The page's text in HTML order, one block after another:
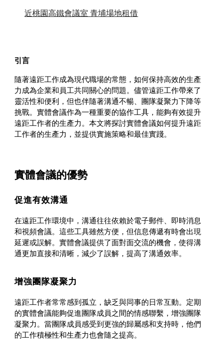
近桃園高鐵會議室 青埔場地租借
引言
隨著遠距工作成為現代職場的常態，如何保持高效的生產
力成為企業和員工共同關心的問題。儘管遠距工作帶來了
靈活性和便利，但也伴隨著溝通不暢、團隊凝聚力下降等
挑戰。實體會議作為一種重要的協作工具，能夠有效提升
遠距工作者的生產力。本文將探討實體會議如何提升遠距
工作者的生產力，並提供實施策略和最佳實踐。
實體會議的優勢
促進有效溝通
在遠距工作環境中，溝通往往依賴於電子郵件、即時消息
和視頻會議。這些工具雖然方便，但信息傳遞有時會出現
延遲或誤解。實體會議提供了面對面交流的機會，使得溝
通更加直接和清晰，減少了誤解，提高了溝通效率。
增強團隊凝聚力
遠距工作者常常感到孤立，缺乏與同事的日常互動。定期
的實體會議能夠促進團隊成員之間的情感聯繫，增強團隊
凝聚力。當團隊成員感受到更強的歸屬感和支持時，他們
的工作積極性和生產力也會隨之提高。